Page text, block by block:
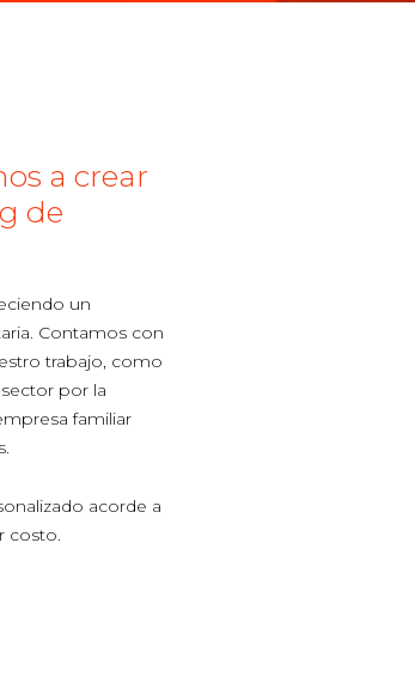
a crear
de
un
Contamos con
trabajo, como
por la
familiar
acorde a
costo.